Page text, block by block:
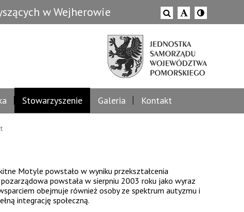
w Wejherowie
Stowarzyszenie Galeria Kontakt
Motyle powstało w wyniku przekształcenia
powstała w sierpniu 2003 roku jako wyraz
obejmuje również osoby ze spektrum autyzmu i
integrację społeczną.